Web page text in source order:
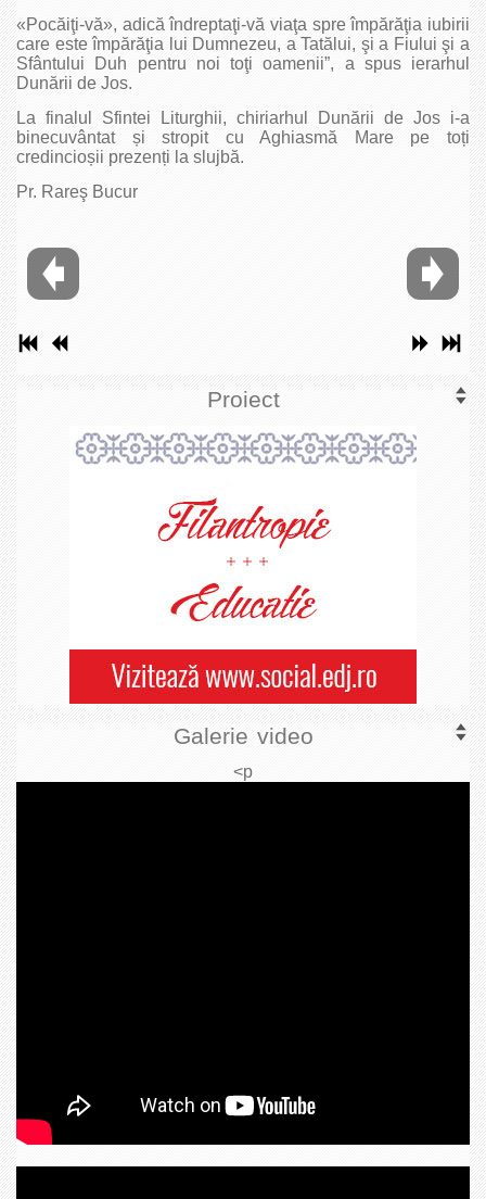
«Pocăiţi-vă», adică îndreptaţi-vă viaţa spre împărăţia iubirii
care este împărăţia lui Dumnezeu, a Tatălui, şi a Fiului şi a
Sfântului Duh pentru noi toţi oamenii”, a spus ierarhul
Dunării de Jos.
La finalul Sfintei Liturghii, chiriarhul Dunării de Jos i-a
binecuvântat și stropit cu Aghiasmă Mare pe toți
credincioșii prezenți la slujbă.
Pr. Rareş Bucur
Proiect
Galerie video
<p